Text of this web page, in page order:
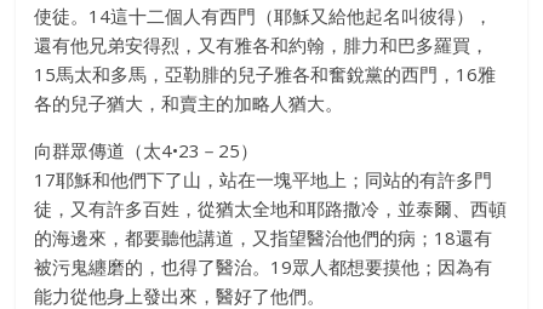
使徒。14這十二個人有西門（耶穌又給他起名叫彼得），
還有他兄弟安得烈，又有雅各和約翰，腓力和巴多羅買，
15馬太和多馬，亞勒腓的兒子雅各和奮銳黨的西門，16雅
各的兒子猶大，和賣主的加略人猶大。
向群眾傳道（太4•23－25）
17耶穌和他們下了山，站在一塊平地上；同站的有許多門
徒，又有許多百姓，從猶太全地和耶路撒冷，並泰爾、西頓
的海邊來，都要聽他講道，又指望醫治他們的病；18還有
被污鬼纏磨的，也得了醫治。19眾人都想要摸他；因為有
能力從他身上發出來，醫好了他們。